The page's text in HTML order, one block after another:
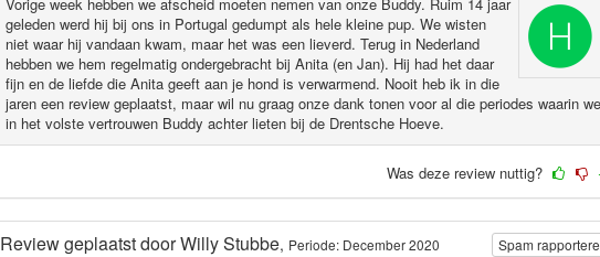
geleden werd hij bij ons in Portugal gedumpt als hele kleine pup. We wisten
niet waar hij vandaan kwam, maar het was een lieverd. Terug in Nederland
hebben we hem regelmatig ondergebracht bij Anita (en Jan). Hij had het daar
fijn en de liefde die Anita geeft aan je hond is verwarmend. Nooit heb ik in die
jaren een review geplaatst, maar wil nu graag onze dank tonen voor al die periodes waarin we
in het volste vertrouwen Buddy achter lieten bij de Drentsche Hoeve.
Was deze review nuttig?
Review geplaatst doorWilly Stubbe, Periode: December 2020 Spam